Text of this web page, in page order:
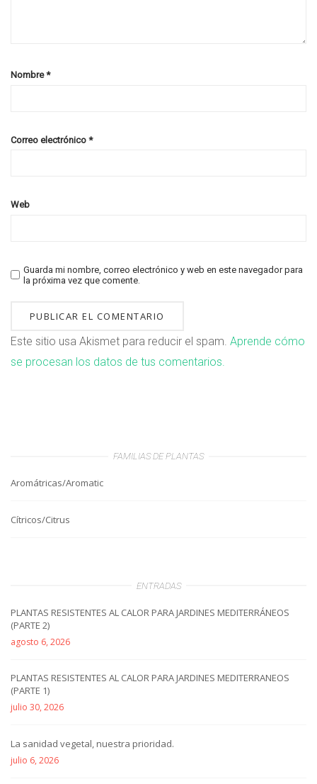
Nombre*
Correo electrónico *
Web
Guarda mi nombre, correo electrónico y web en este navegador para
la próxima vez que comente.
Este sitio usa Akismet para reducir el spam. Aprende cómo
se procesan los datos de tus comentarios.
FAMILIAS DE PLANTAS
Aromátricas/Aromatic
Cítricos/Citrus
ENTRADAS
PLANTAS RESISTENTES AL CALOR PARA JARDINES MEDITERRÁNEOS
(PARTE 2)
agosto 6, 2026
PLANTAS RESISTENTES AL CALOR PARA JARDINES MEDITERRANEOS
(PARTE 1)
julio 30, 2026
La sanidad vegetal, nuestra prioridad.
julio 6, 2026